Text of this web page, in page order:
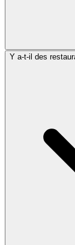
Y a-t-il des